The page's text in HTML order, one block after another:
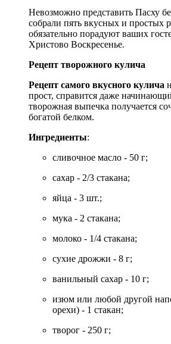
Невозможно представить Пасху
собрали пять вкусных и простых
обязательно порадуют ваших
Христово Воскресенье.
Рецепт творожного кулича
Рецепт самого вкусного кулича
прост, справится даже
творожная выпечка получается
богатой белком.
Ингредиенты:
сливочное масло - 50 г;
сахар - 2/3 стакана;
яйца - 3 шт.;
мука - 2 стакана;
молоко - 1/4 стакана;
сухие дрожжи - 8 г;
ванильный сахар - 10 г;
изюм или любой другой
орехи) - 1 стакан;
творог - 250 г;